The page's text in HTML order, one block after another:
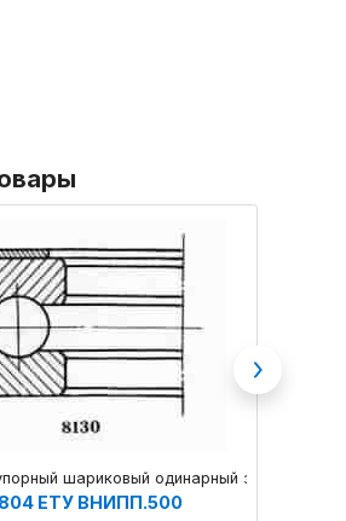
шариковый одинарный закрытого
ЕТУ ВНИПП.500
Next